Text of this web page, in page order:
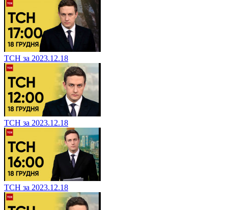
ТСН за 2023.12.18
ТСН за 2023.12.18
ТСН за 2023.12.18